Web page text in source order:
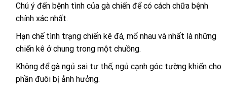
Chú ý đến bệnh tình của gà chiến để có cách chữa bệnh
chính xác nhất.
Hạn chế tình trạng chiến kê đá, mổ nhau và nhất là những
chiến kê ở chung trong một chuồng.
Không để gà ngủ sai tư thế, ngủ cạnh góc tường khiến cho
phần đuôi bị ảnh hưởng.